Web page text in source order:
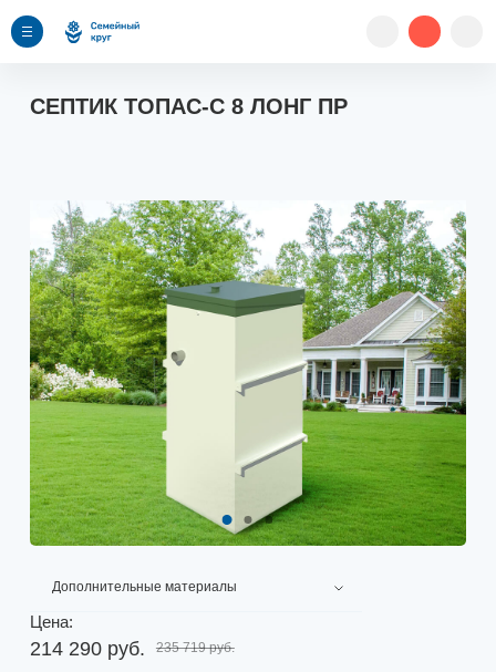
СЕПТИК ТОПАС-С 8 ЛОНГ ПР
Цена:
214 290 руб. 235 719 руб.
Дополнительные материалы